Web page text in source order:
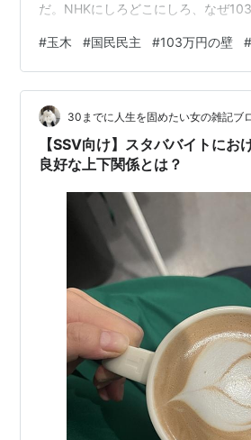
だ。NHKにしろどこにしろ、なぜ
うような、いわば”ブルジョア的”な
ている、ということには、玉木氏の
だ。むしろマリーアントワネットの
と思う。 もちろん玉木氏には本当の
彼は要は学生のことなど考えている
労働力を学生で賄っているサー…
#玉木 #国民民主 #103万円の壁
30までに人生を固めたい女の雑記ブ
【SSV向け】スタババイトにお
良好な上下関係とは？